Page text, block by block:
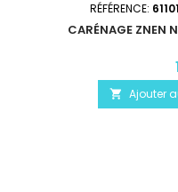
RÉFÉRENCE:
CARÉNAGE ZNEN
 Ajouter